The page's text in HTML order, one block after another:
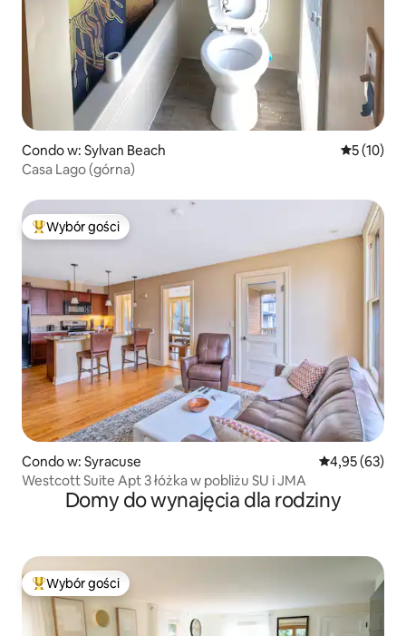
Condo w: Sylvan Beach Średnia
5 (10)
Casa Lago (górna)
Najpopularniejsze z kategorii Wybór gości
Wybór gości
Condo w: Syracuse Średnia
4,95 (63)
Westcott Suite Apt 3 łóżka w pobliżu SU i JMA
Domy do wynajęcia dla rodziny
Najpopularniejsze z kategorii Wybór gości
Wybór gości